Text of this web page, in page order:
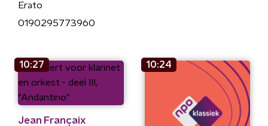
Erato
0190295773960
10:27
Jean Françaix
10:24